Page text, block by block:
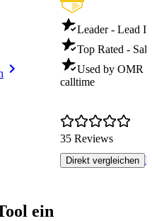
Leader - Lead
Top Rated -
Used by OMR -
calltime
35 Reviews
Direkt vergleichen
ein